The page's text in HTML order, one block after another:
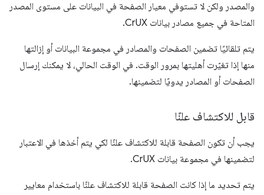
والمصدر ولكن لا تستوفي معيار الصفحة في البيانات على مستوى المصدر
المتاحة في جميع مصادر بيانات CrUX.
يتم تلقائيًا تضمين الصفحات والمصادر في مجموعة البيانات أو إزالتها
منها إذا تغيّرت أهليتها بمرور الوقت. في الوقت الحالي، لا يمكنك إرسال
الصفحات أو المصادر يدويًا لتضمينها.
قابل للاكتشاف علنًا
يجب أن تكون الصفحة قابلة للاكتشاف علنًا لكي يتم أخذها في الاعتبار
لتضمينها في مجموعة بيانات CrUX.
يتم تحديد ما إذا كانت الصفحة قابلة للاكتشاف علنًا باستخدام معايير